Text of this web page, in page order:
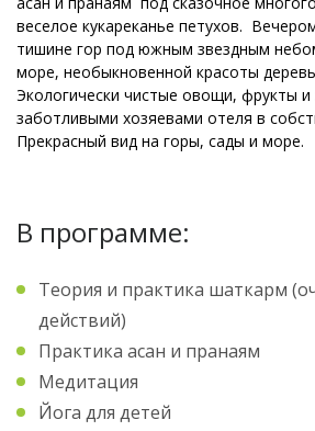
веселое кукареканье петухов.
тишине гор под южным звездным
море, необыкновенной красоты
Экологически чистые овощи, фрукты
заботливыми хозяевами отеля в
Прекрасный вид на горы, сады и море.
В программе:
Теория и практика шаткарм
действий)
Практика асан и пранаям
Медитация
Йога для детей